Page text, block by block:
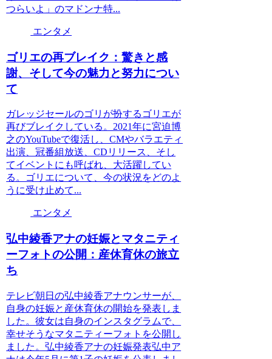
つらいよ」のマドンナ特...
エンタメ
ゴリエの再ブレイク：驚きと感
謝、そして今の魅力と努力につい
て
ガレッジセールのゴリが扮するゴリエが
再びブレイクしている。2021年に宮迫博
之のYouTubeで復活し、CMやバラエティ
出演、冠番組放送、CDリリース、そし
てイベントにも呼ばれ、大活躍してい
る。ゴリエについて、今の状況をどのよ
うに受け止めて...
エンタメ
弘中綾香アナの妊娠とマタニティ
ーフォトの公開：産休育休の旅立
ち
テレビ朝日の弘中綾香アナウンサーが、
自身の妊娠と産休育休の開始を発表しま
した。彼女は自身のインスタグラムで、
幸せそうなマタニティーフォトを公開し
ました。弘中綾香アナの妊娠発表弘中ア